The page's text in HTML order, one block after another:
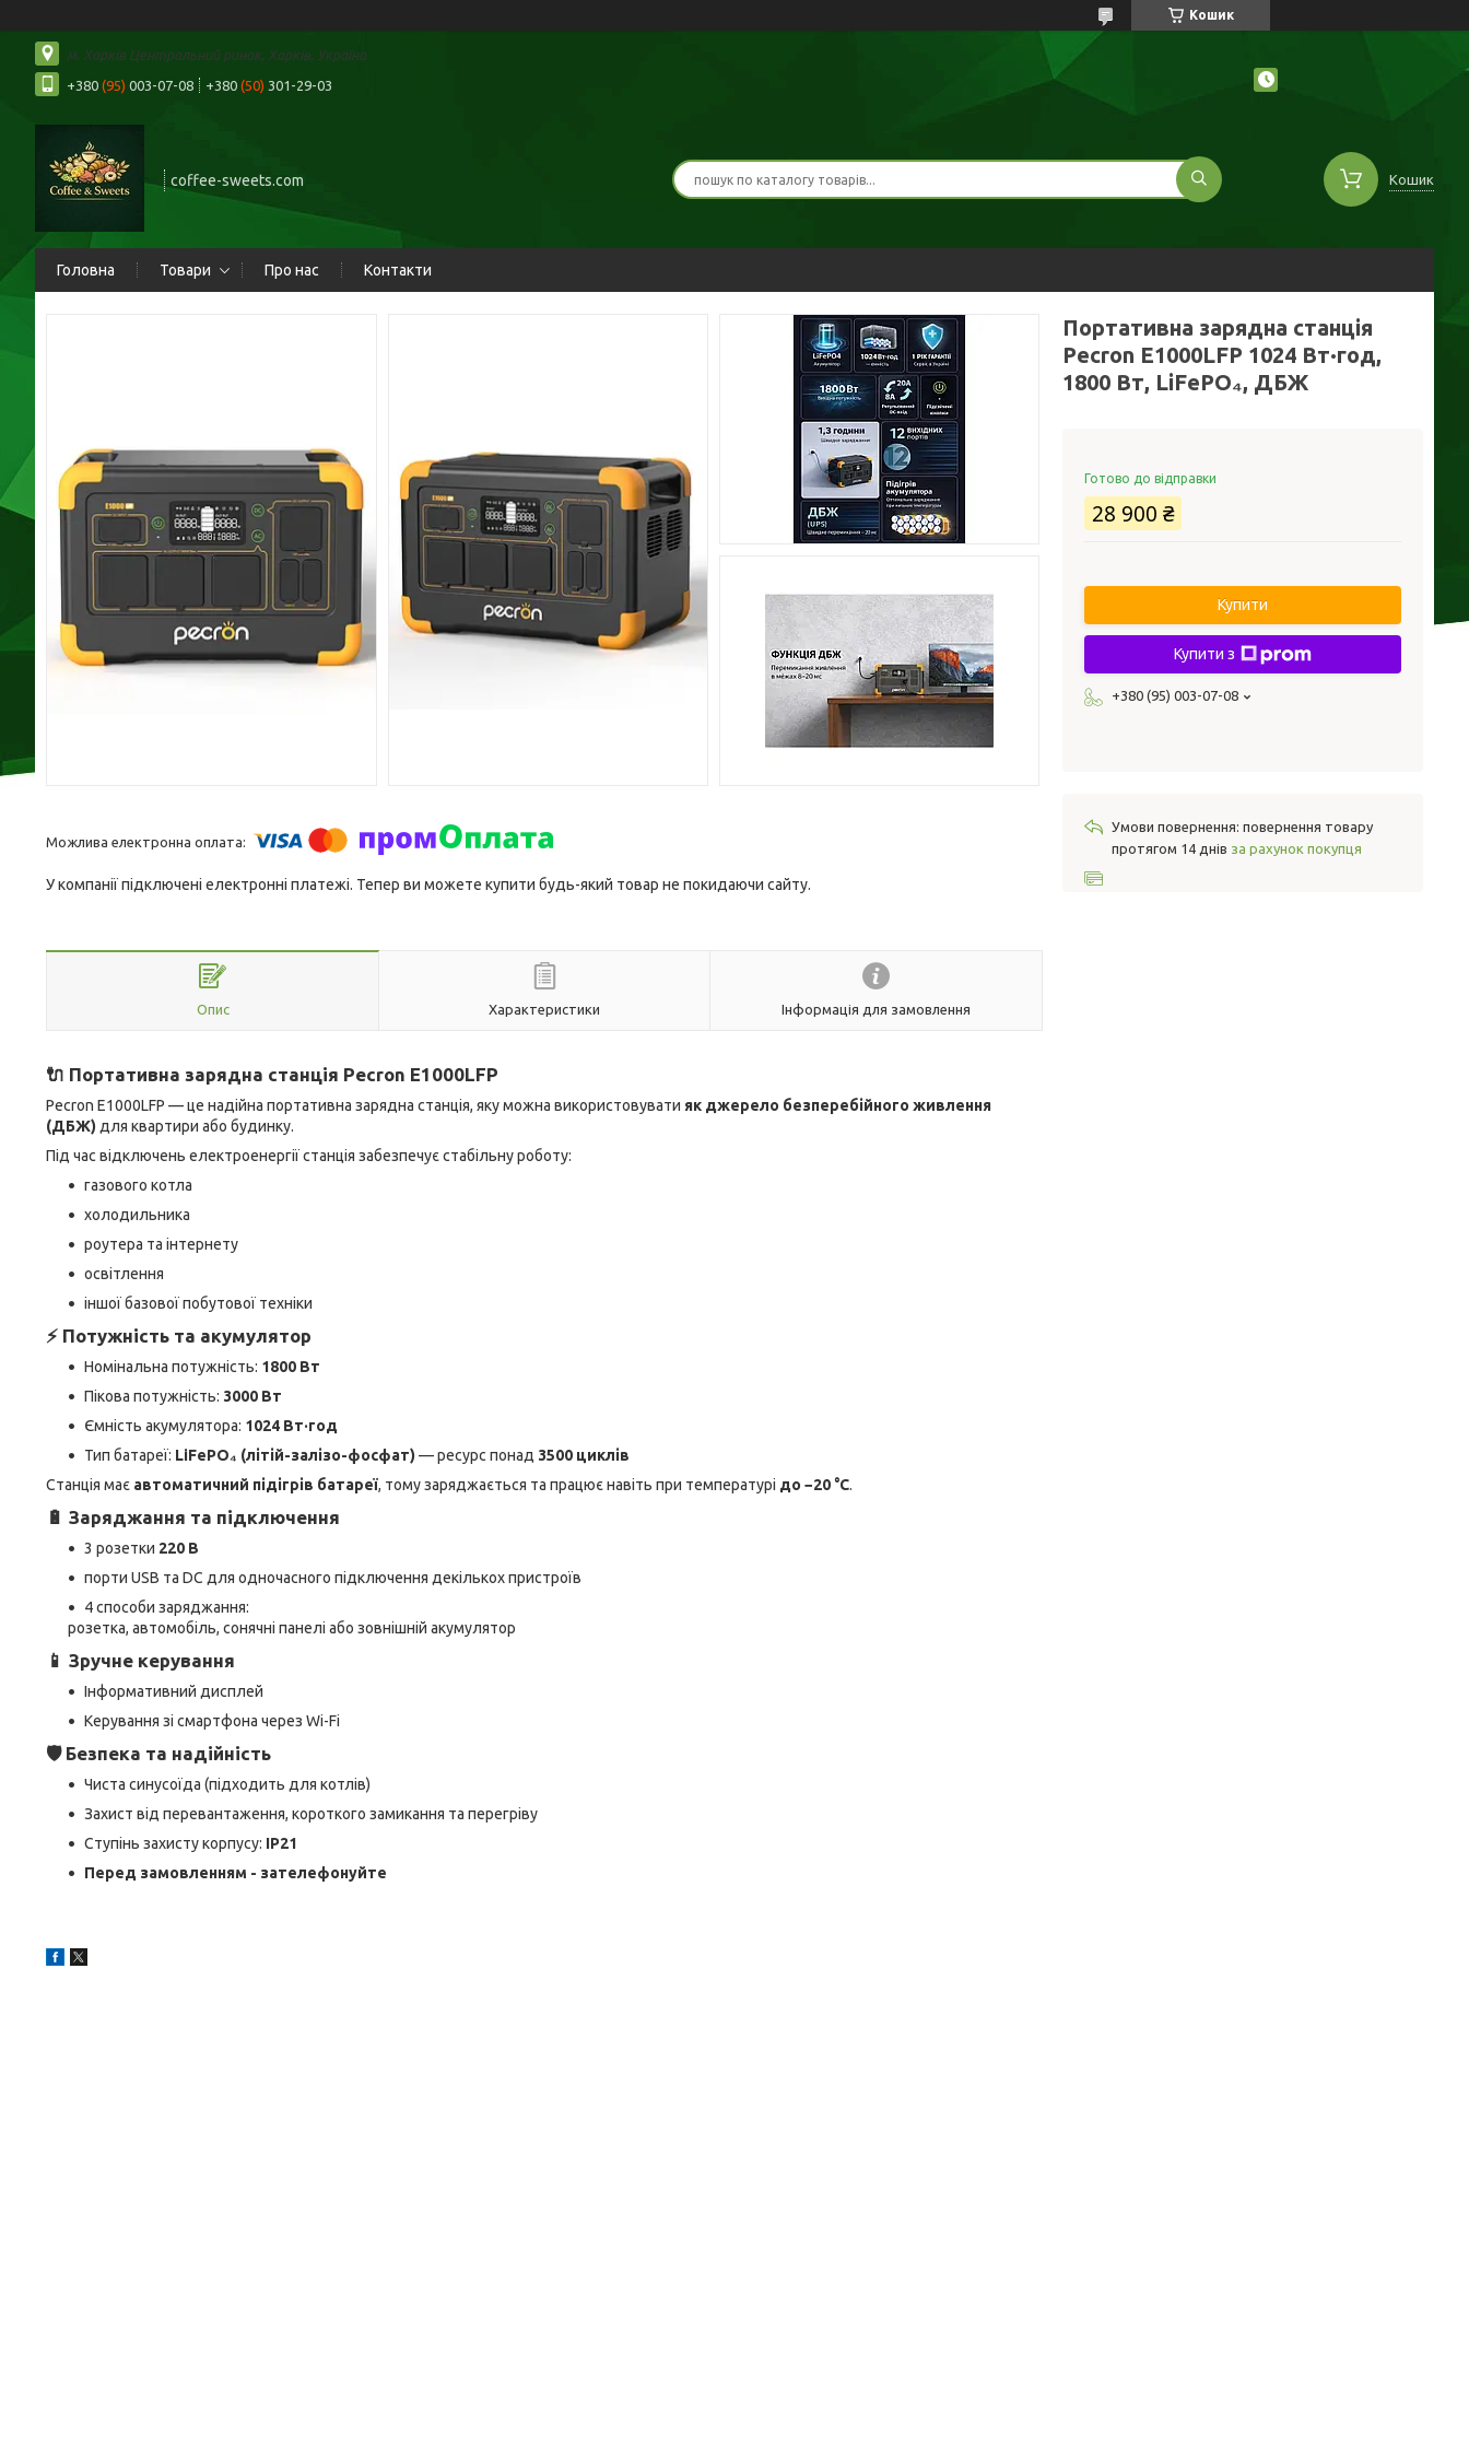
Кошик
м. Харків Центральний ринок, Харків, Україна
+380 (95) 003-07-08 +380 (50) 301-29-03
coffee-sweets.com Кошик
Головна Товари Про нас Контакти
У компанії підключені електронні платежі. Тепер ви можете купити будь-який товар не покидаючи сайту.
Опис Характеристики Інформація для замовлення
🔌 Портативна зарядна станція Pecron E1000LFP
Pecron E1000LFP — це надійна портативна зарядна станція, яку можна використовувати як джерело безперебійного живлення
(ДБЖ) для квартири або будинку.
Під час відключень електроенергії станція забезпечує стабільну роботу:
газового котла
холодильника
роутера та інтернету
освітлення
іншої базової побутової техніки
⚡ Потужність та акумулятор
Номінальна потужність: 1800 Вт
Пікова потужність: 3000 Вт
Ємність акумулятора: 1024 Вт·год
Тип батареї: LiFePO₄ (літій-залізо-фосфат) — ресурс понад 3500 циклів
Станція має автоматичний підігрів батареї, тому заряджається та працює навіть при температурі до −20 °C.
🔋 Заряджання та підключення
3 розетки 220 В
порти USB та DC для одночасного підключення декількох пристроїв
4 способи заряджання:
розетка, автомобіль, сонячні панелі або зовнішній акумулятор
📱 Зручне керування
Інформативний дисплей
Керування зі смартфона через Wi-Fi
🛡️ Безпека та надійність
Чиста синусоїда (підходить для котлів)
Захист від перевантаження, короткого замикання та перегріву
Ступінь захисту корпусу: IP21
Перед замовленням - зателефонуйте
Портативна зарядна станція
Pecron E1000LFP 1024 Вт·год,
1800 Вт, LiFePO₄, ДБЖ
Готово до відправки
28 900 ₴
Купити
Купити з
+380 (95) 003-07-08
повернення товару
протягом 14 днів за рахунок покупця